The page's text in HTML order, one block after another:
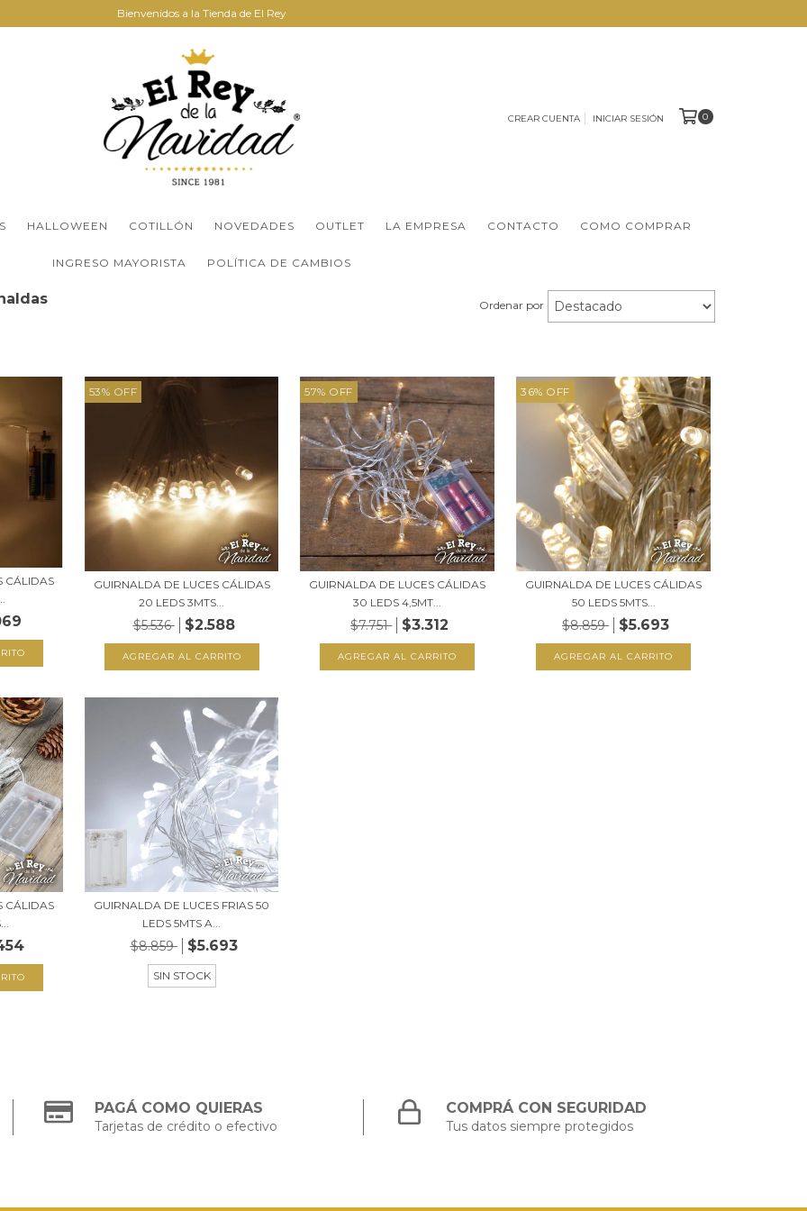
Bienvenidos a la Tienda de El Rey
CREAR CUENTA INICIAR SESIÓN 0
HALLOWEEN COTILLÓN NOVEDADES OUTLET LA EMPRESA CONTACTO COMO COMPRAR
INGRESO MAYORISTA POLÍTICA DE CAMBIOS
Ordenar por
CÁLIDAS
53% OFF
GUIRNALDA DE LUCES CÁLIDAS
20 LEDS 3MTS...
$5.536 $2.588
57% OFF
GUIRNALDA DE LUCES CÁLIDAS
30 LEDS 4,5MT...
$7.751 $3.312
36% OFF
GUIRNALDA DE LUCES CÁLIDAS
50 LEDS 5MTS...
$8.859 $5.693
CÁLIDAS
GUIRNALDA DE LUCES FRIAS 50
LEDS 5MTS A...
$8.859 $5.693
SIN STOCK
PAGÁ COMO QUIERAS
Tarjetas de crédito o efectivo
COMPRÁ CON SEGURIDAD
Tus datos siempre protegidos